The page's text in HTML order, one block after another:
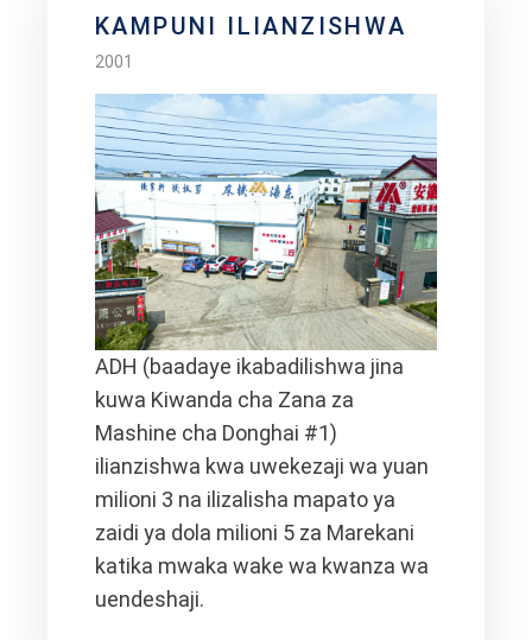
KAMPUNI ILIANZISHWA
2001
ADH (baadaye ikabadilishwa jina
kuwa Kiwanda cha Zana za
Mashine cha Donghai #1)
ilianzishwa kwa uwekezaji wa yuan
milioni 3 na ilizalisha mapato ya
zaidi ya dola milioni 5 za Marekani
katika mwaka wake wa kwanza wa
uendeshaji.